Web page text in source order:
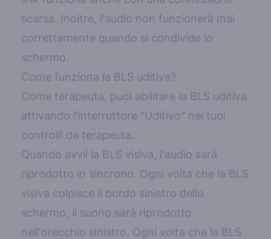
scarsa. Inoltre, l'audio non funzionerà mai
correttamente quando si condivide lo
schermo.
Come funziona la BLS uditiva?
Come terapeuta, puoi abilitare la BLS uditiva
attivando l'interruttore "Uditivo" nei tuoi
controlli da terapeuta.
Quando avvii la BLS visiva, l'audio sarà
riprodotto in sincrono. Ogni volta che la BLS
visiva colpisce il bordo sinistro dello
schermo, il suono sarà riprodotto
nell'orecchio sinistro. Ogni volta che la BLS